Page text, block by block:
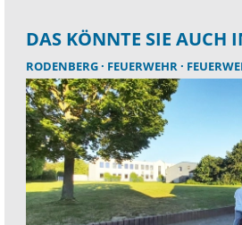
DAS KÖNNTE SIE AUCH
RODENBERG FEUERWEHR